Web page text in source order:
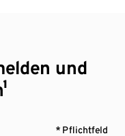
und
* Pflichtfeld